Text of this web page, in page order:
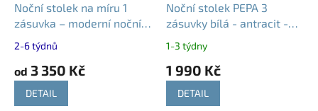
Noční stolek na míru 1
zásuvka – moderní noční
2-6 týdnů
od 3 350 Kč
DETAIL
Noční stolek PEPA 3
zásuvky bílá - antracit -
1-3 týdny
1 990 Kč
DETAIL